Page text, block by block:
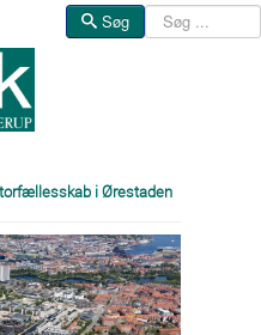
Søg Søg
i Ørestaden